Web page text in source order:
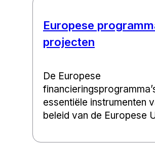
Europese
projecten
De Europese
essentiële instrumenten
beleid van de Europese